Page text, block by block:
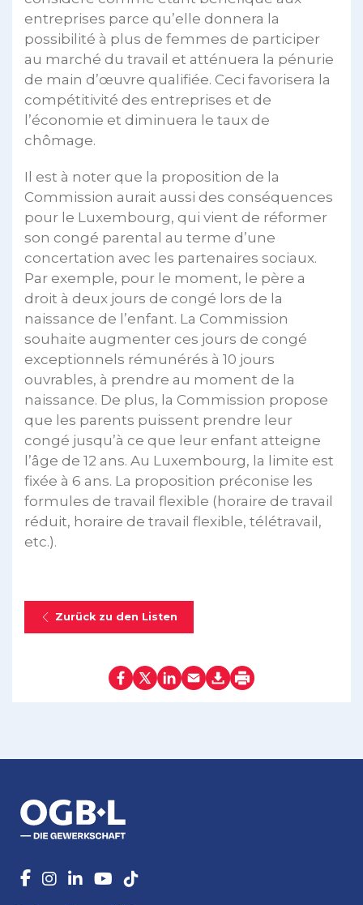
entreprises parce qu’elle donnera la
possibilité à plus de femmes de participer
au marché du travail et atténuera la pénurie
de main d’œuvre qualifiée. Ceci favorisera la
compétitivité des entreprises et de
l’économie et diminuera le taux de
chômage.
Il est à noter que la proposition de la
Commission aurait aussi des conséquences
pour le Luxembourg, qui vient de réformer
son congé parental au terme d’une
concertation avec les partenaires sociaux.
Par exemple, pour le moment, le père a
droit à deux jours de congé lors de la
naissance de l’enfant. La Commission
souhaite augmenter ces jours de congé
exceptionnels rémunérés à 10 jours
ouvrables, à prendre au moment de la
naissance. De plus, la Commission propose
que les parents puissent prendre leur
congé jusqu’à ce que leur enfant atteigne
l’âge de 12 ans. Au Luxembourg, la limite est
fixée à 6 ans. La proposition préconise les
formules de travail flexible (horaire de travail
réduit, horaire de travail flexible, télétravail,
etc.).
Zurück zu den Listen